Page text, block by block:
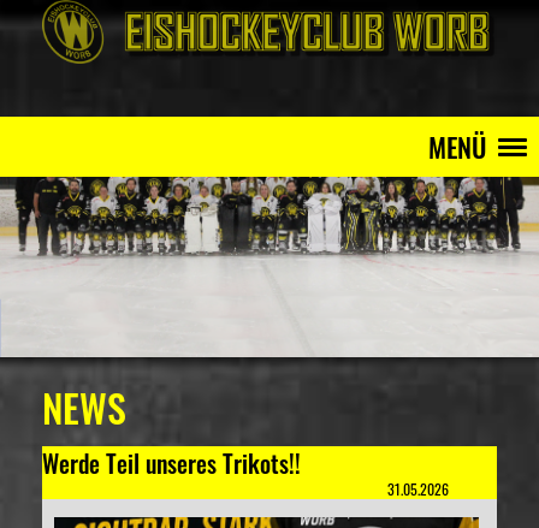
MENÜ
NEWS
Werde Teil unseres Trikots!!
31.05.2026